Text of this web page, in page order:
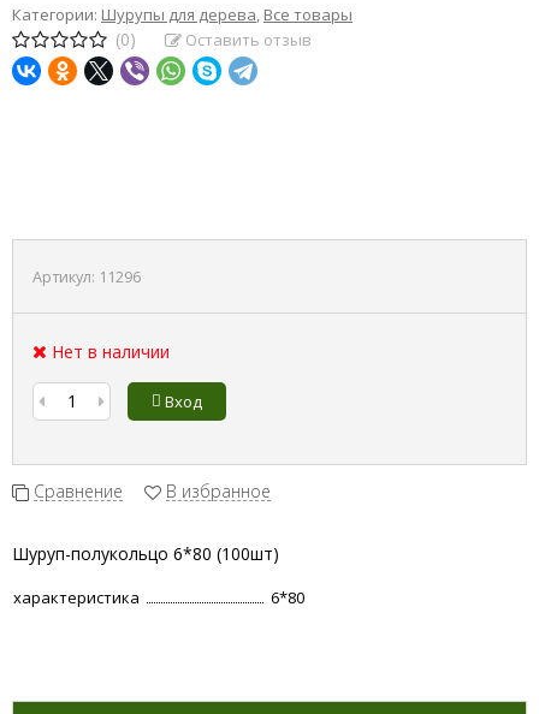
Категории: Шурупы для дерева, Все товары
(0) Оставить отзыв
Артикул: 11296
Нет в наличии
Вход
Сравнение В избранное
Шуруп-полукольцо 6*80 (100шт)
характеристика 6*80